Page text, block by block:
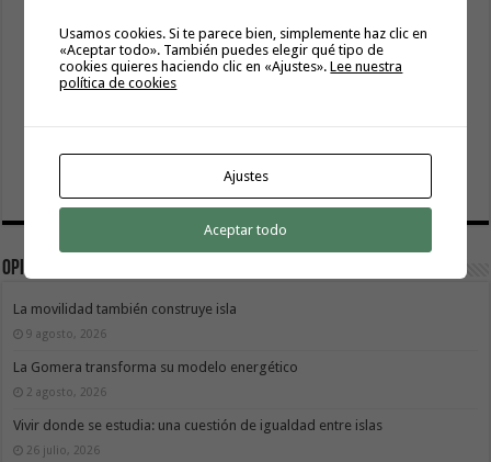
Opinión
La movilidad también construye isla
9 agosto, 2026
La Gomera transforma su modelo energético
2 agosto, 2026
Vivir donde se estudia: una cuestión de igualdad entre islas
26 julio, 2026
Usamos cookies. Si te parece bien, simplemente haz clic en
«Aceptar todo». También puedes elegir qué tipo de
cookies quieres haciendo clic en «Ajustes».Lee nuestra
política de cookies
Ajustes
Aceptar todo